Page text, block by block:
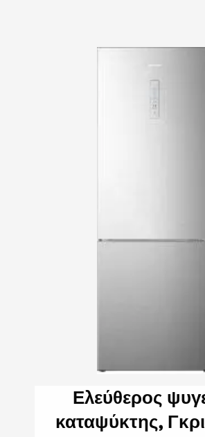
Ελεύθερος ψυγείο /